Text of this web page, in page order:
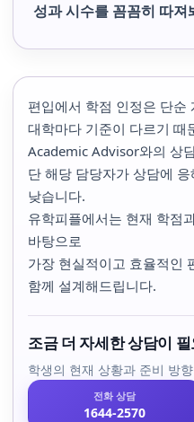
성과 시수를 꼼꼼히 따져
편입에서 학점 인정은 단순
대학마다 기준이 다르기 때
Academic Advisor와의 상
단 해당 담당자가 상담에
낮습니다.
유학피플에서는 현재 학점
바탕으로
가장 현실적이고 효율적인
함께 설계해드립니다.
조금 더 자세한 상담이
학생의 현재 상황과 준비 방
전화 상담
1644-2570